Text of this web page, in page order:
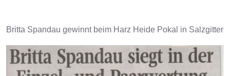
Britta Spandau gewinnt beim Harz Heide Pokal in Salzgitter